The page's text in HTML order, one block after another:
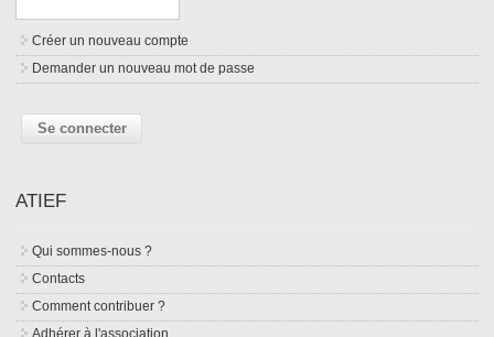
Créer un nouveau compte
Demander un nouveau mot de passe
ATIEF
Qui sommes-nous ?
Contacts
Comment contribuer ?
Adhérer à l'association